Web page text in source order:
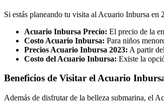
Si estás planeando tu visita al Acuario Inbursa en
Acuario Inbursa Precio: El precio de la
Costo Acuario Inbursa: Para niños
Precios Acuario Inbursa 2023: A partir
Costo del Acuario Inbursa: Existe la
Beneficios de Visitar el Acuario
Además de disfrutar de la belleza submarina, el